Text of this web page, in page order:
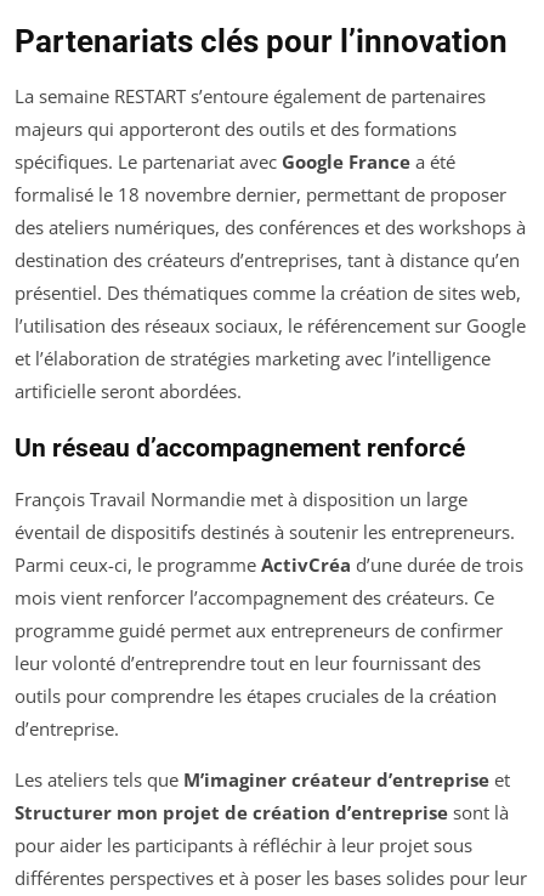
Partenariats clés pour l’innovation
La semaine RESTART s’entoure également de partenaires
majeurs qui apporteront des outils et des formations
spécifiques. Le partenariat avec Google France a été
formalisé le 18 novembre dernier, permettant de proposer
des ateliers numériques, des conférences et des workshops à
destination des créateurs d’entreprises, tant à distance qu’en
présentiel. Des thématiques comme la création de sites web,
l’utilisation des réseaux sociaux, le référencement sur Google
et l’élaboration de stratégies marketing avec l’intelligence
artificielle seront abordées.
Un réseau d’accompagnement renforcé
François Travail Normandie met à disposition un large
éventail de dispositifs destinés à soutenir les entrepreneurs.
Parmi ceux-ci, le programme ActivCréa d’une durée de trois
mois vient renforcer l’accompagnement des créateurs. Ce
programme guidé permet aux entrepreneurs de confirmer
leur volonté d’entreprendre tout en leur fournissant des
outils pour comprendre les étapes cruciales de la création
d’entreprise.
Les ateliers tels que M’imaginer créateur d’entreprise et
Structurer mon projet de création d’entreprise sont là
pour aider les participants à réfléchir à leur projet sous
différentes perspectives et à poser les bases solides pour leur